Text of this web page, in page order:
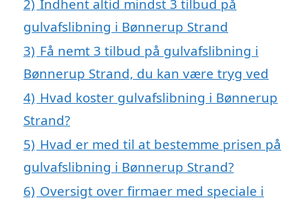
2) Indhent altid mindst 3 tilbud på
gulvafslibning i Bønnerup Strand
3) Få nemt 3 tilbud på gulvafslibning i
Bønnerup Strand, du kan være tryg ved
4) Hvad koster gulvafslibning i Bønnerup
Strand?
5) Hvad er med til at bestemme prisen på
gulvafslibning i Bønnerup Strand?
6) Oversigt over firmaer med speciale i